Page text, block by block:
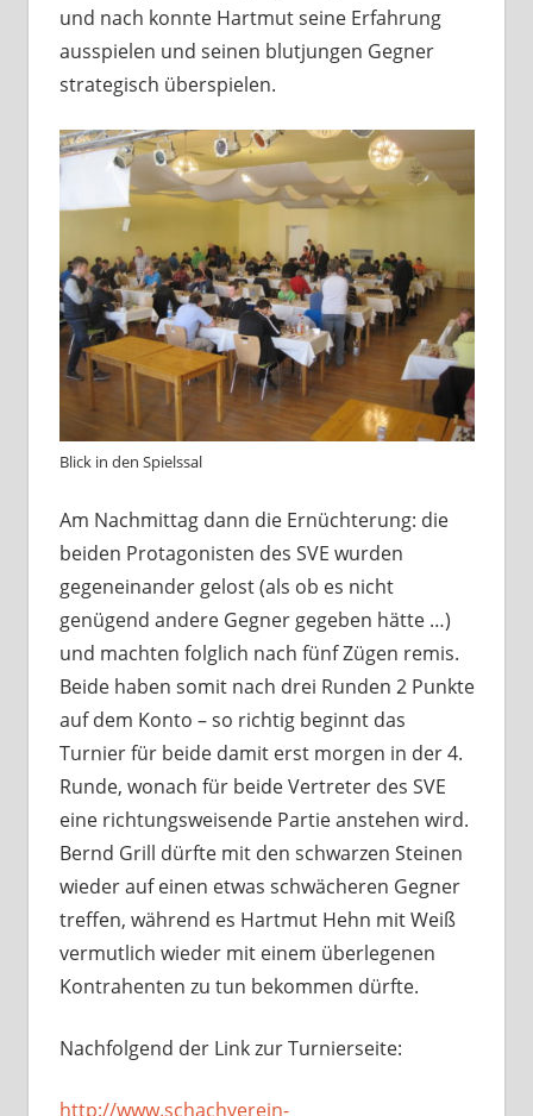
und nach konnte Hartmut seine Erfahrung
ausspielen und seinen blutjungen Gegner
strategisch überspielen.
Blick in den Spielssal
Am Nachmittag dann die Ernüchterung: die
beiden Protagonisten des SVE wurden
gegeneinander gelost (als ob es nicht
genügend andere Gegner gegeben hätte …)
und machten folglich nach fünf Zügen remis.
Beide haben somit nach drei Runden 2 Punkte
auf dem Konto – so richtig beginnt das
Turnier für beide damit erst morgen in der 4.
Runde, wonach für beide Vertreter des SVE
eine richtungsweisende Partie anstehen wird.
Bernd Grill dürfte mit den schwarzen Steinen
wieder auf einen etwas schwächeren Gegner
treffen, während es Hartmut Hehn mit Weiß
vermutlich wieder mit einem überlegenen
Kontrahenten zu tun bekommen dürfte.
Nachfolgend der Link zur Turnierseite:
http://www.schachverein-